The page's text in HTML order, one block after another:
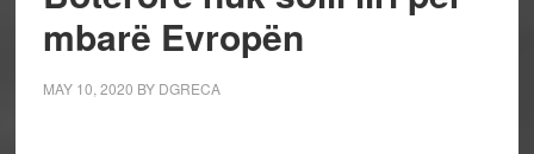
mbarë Evropën
MAY 10, 2020 BY DGRECA